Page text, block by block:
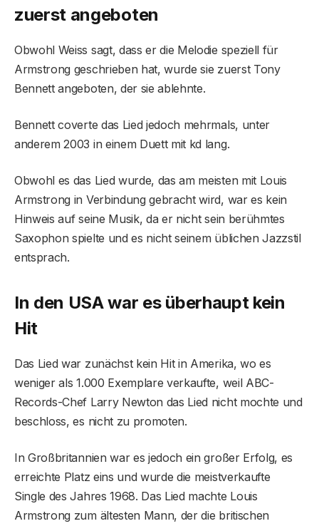
zuerst angeboten
Obwohl Weiss sagt, dass er die Melodie speziell für
Armstrong geschrieben hat, wurde sie zuerst Tony
Bennett angeboten, der sie ablehnte.
Bennett coverte das Lied jedoch mehrmals, unter
anderem 2003 in einem Duett mit kd lang.
Obwohl es das Lied wurde, das am meisten mit Louis
Armstrong in Verbindung gebracht wird, war es kein
Hinweis auf seine Musik, da er nicht sein berühmtes
Saxophon spielte und es nicht seinem üblichen Jazzstil
entsprach.
In den USA war es überhaupt kein
Hit
Das Lied war zunächst kein Hit in Amerika, wo es
weniger als 1.000 Exemplare verkaufte, weil ABC-
Records-Chef Larry Newton das Lied nicht mochte und
beschloss, es nicht zu promoten.
In Großbritannien war es jedoch ein großer Erfolg, es
erreichte Platz eins und wurde die meistverkaufte
Single des Jahres 1968. Das Lied machte Louis
Armstrong zum ältesten Mann, der die britischen